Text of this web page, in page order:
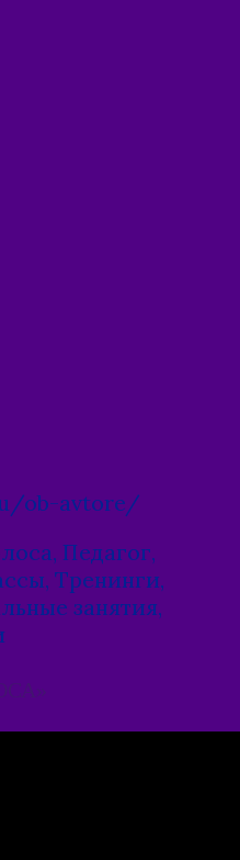
Педагог,
Тренинги,
занятия,